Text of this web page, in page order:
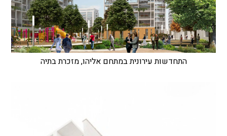
התחדשות עירונית במתחם אליהו, מזכרת בתיה